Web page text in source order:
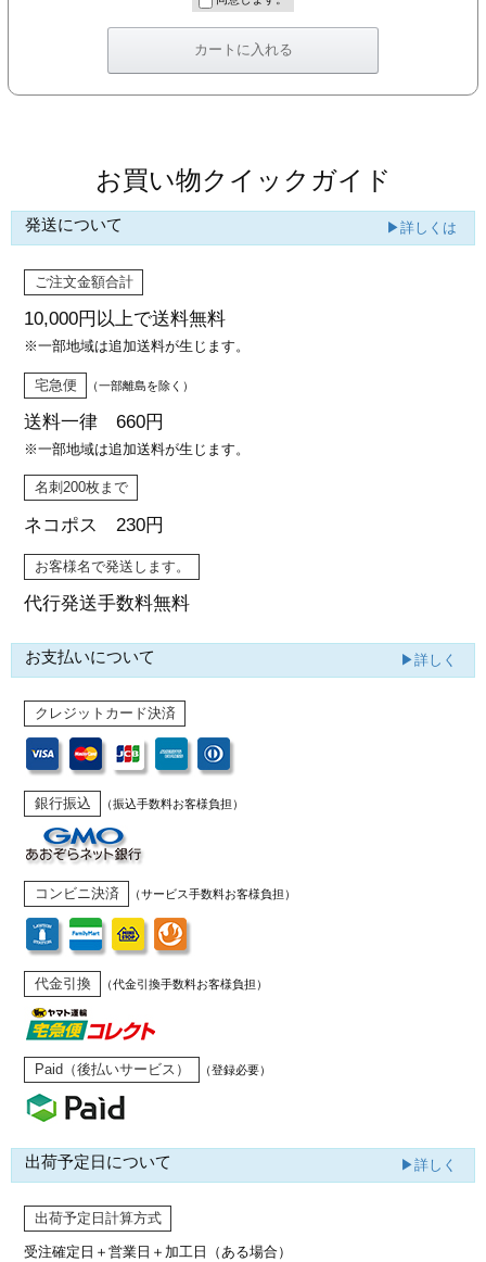
お買い物クイックガイド
発送について ▶詳しくは
ご注文金額合計
10,000円以上で送料無料
※一部地域は追加送料が生じます。
宅急便 （一部離島を除く）
送料一律 660円
※一部地域は追加送料が生じます。
名刺200枚まで
ネコポス 230円
お客様名で発送します。
代行発送手数料無料
お支払いについて ▶詳しく
クレジットカード決済
銀行振込 （振込手数料お客様負担）
コンビニ決済 （サービス手数料お客様負担）
代金引換 （代金引換手数料お客様負担）
Paid（後払いサービス） （登録必要）
出荷予定日について ▶詳しく
出荷予定日計算方式
受注確定日＋営業日＋加工日（ある場合）